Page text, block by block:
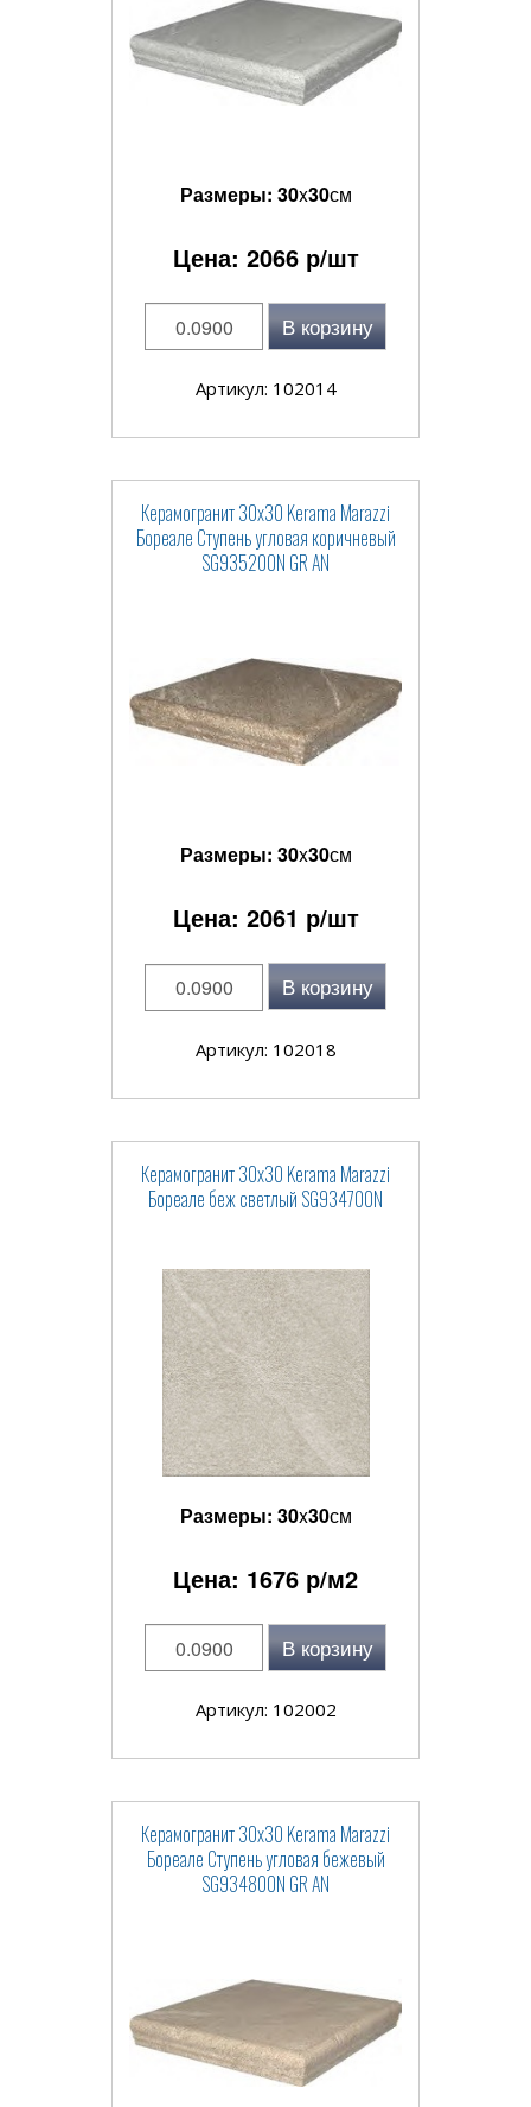
Размеры: 30x30см
Цена: 2066р/шт
В корзину
Артикул: 102014
Керамогранит 30x30 Kerama Marazzi
Бореале Ступень угловая коричневый
SG935200N GR AN
Размеры: 30x30см
Цена: 2061 р/шт
В корзину
Артикул: 102018
Керамогранит 30x30 Kerama Marazzi
Бореале беж светлый SG934700N
Размеры: 30x30см
Цена: 1676 р/м2
В корзину
Артикул: 102002
Керамогранит 30x30 Kerama Marazzi
Бореале Ступень угловая бежевый
SG934800N GR AN